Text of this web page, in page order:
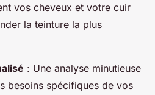
vos cheveux et votre cuir
la teinture la plus
: Une analyse minutieuse
besoins spécifiques de vos